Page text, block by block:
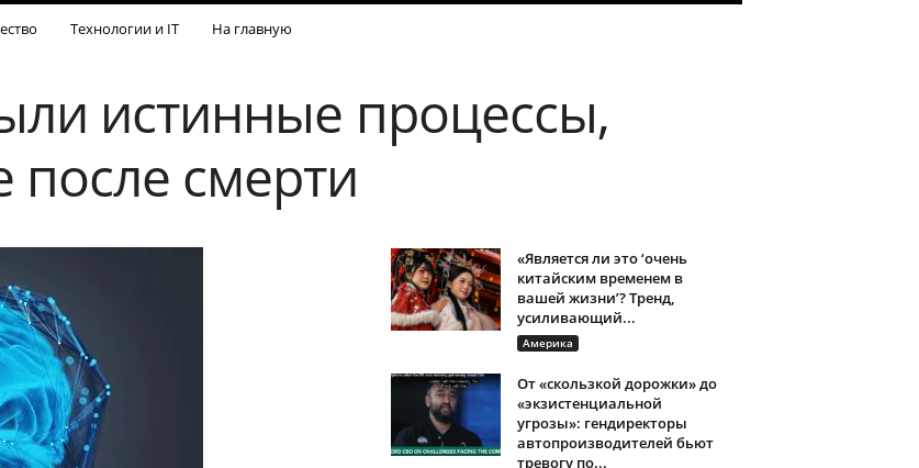
Технологии и IT На главную
истинные процессы,
смерти
«Является ли это ‘очень
китайским временем в
вашей жизни’? Тренд,
усиливающий...
Америка
От «скользкой дорожки» до
«экзистенциальной
угрозы»: гендиректоры
автопроизводителей бьют
тревогу по...